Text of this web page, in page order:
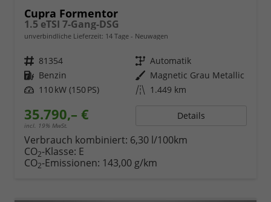
Cupra Formentor
1.5 eTSI 7-Gang-DSG
unverbindliche Lieferzeit: 14 Tage Neuwagen
Fahrzeugnr. 81354 Getriebe Automatik
Kraftstoff Benzin Außenfarbe Magnetic Grau Metallic
Leistung 110 kW (150 PS) Kilometerstand 1.449 km
35.790,– €
incl. 19% MwSt.
Details
Verbrauch kombiniert: 6,30 l/100km
CO2-Klasse: E
CO2-Emissionen: 143,00 g/km